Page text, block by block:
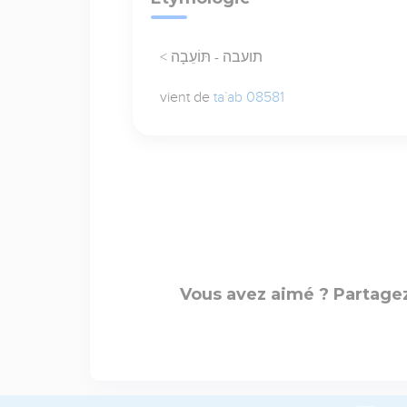
< תועבה - תּוֹעֵבָה
vient de ta`ab 08581
Vous avez aimé ?